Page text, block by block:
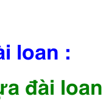
loan :
đài loan